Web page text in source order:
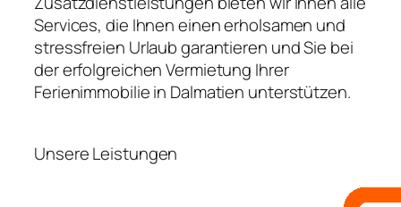
Services, die Ihnen einen erholsamen und
stressfreien Urlaub garantieren und Sie bei
der erfolgreichen Vermietung Ihrer
Ferienimmobilie in Dalmatien unterstützen.
Unsere Leistungen